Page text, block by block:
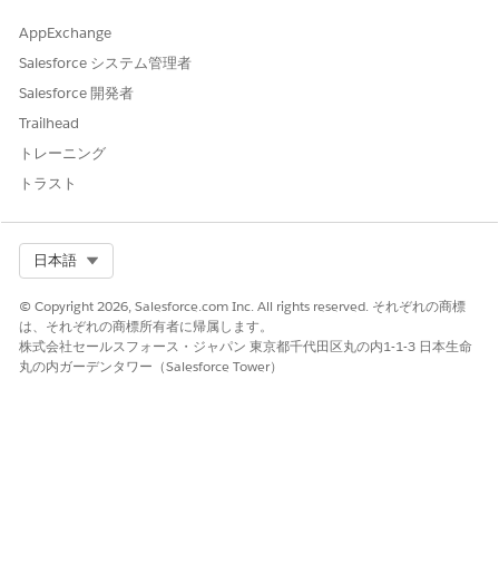
AppExchange
Salesforce システム管理者
Salesforce 開発者
Trailhead
トレーニング
トラスト
日本語
© Copyright 2026, Salesforce.com Inc. All rights reserved. それぞれの商標
は、それぞれの商標所有者に帰属します。
株式会社セールスフォース・ジャパン 東京都千代田区丸の内1-1-3 日本生命
丸の内ガーデンタワー（Salesforce Tower）